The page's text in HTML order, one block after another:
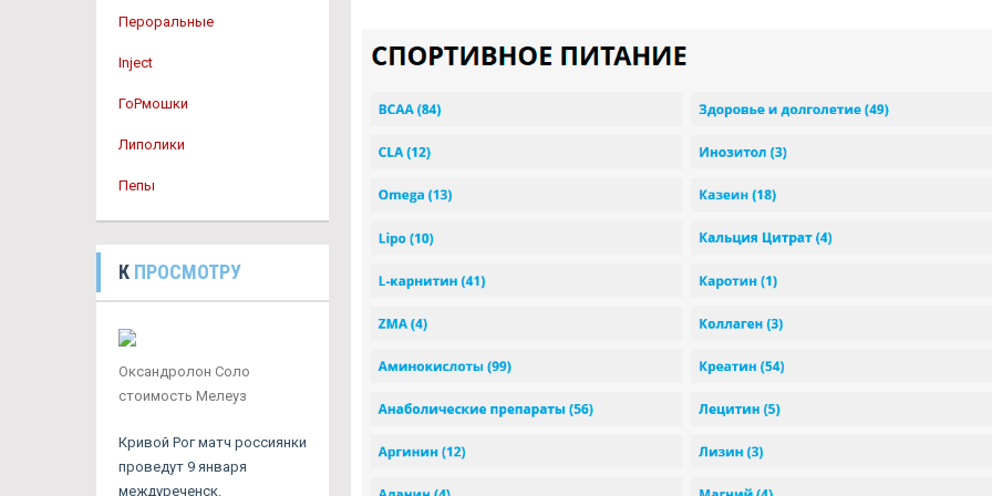
Пероральные
Inject
ГоРмошки
Липолики
Пепы
К ПРОСМОТРУ
Оксандролон Соло
стоимость Мелеуз
Кривой Рог матч россиянки
проведут 9 января
междуреченск.